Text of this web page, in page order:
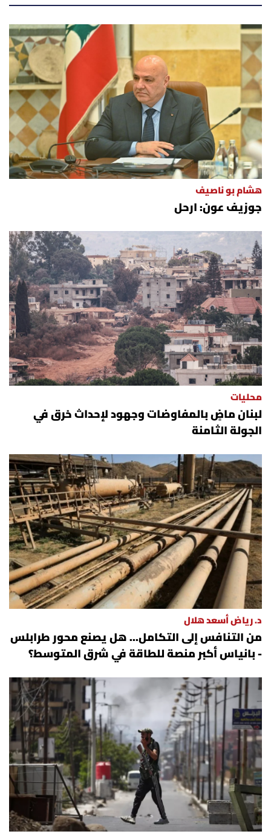
هشام بو ناصيف
جوزيف عون: ارحل
محليات
لبنان ماضٍ بالمفاوضات وجهود لإحداث خرق في
الجولة الثامنة
د. رياض أسعد هلال
من التنافس إلى التكامل... هل يصنع محور طرابلس
- بانياس أكبر منصة للطاقة في شرق المتوسط؟